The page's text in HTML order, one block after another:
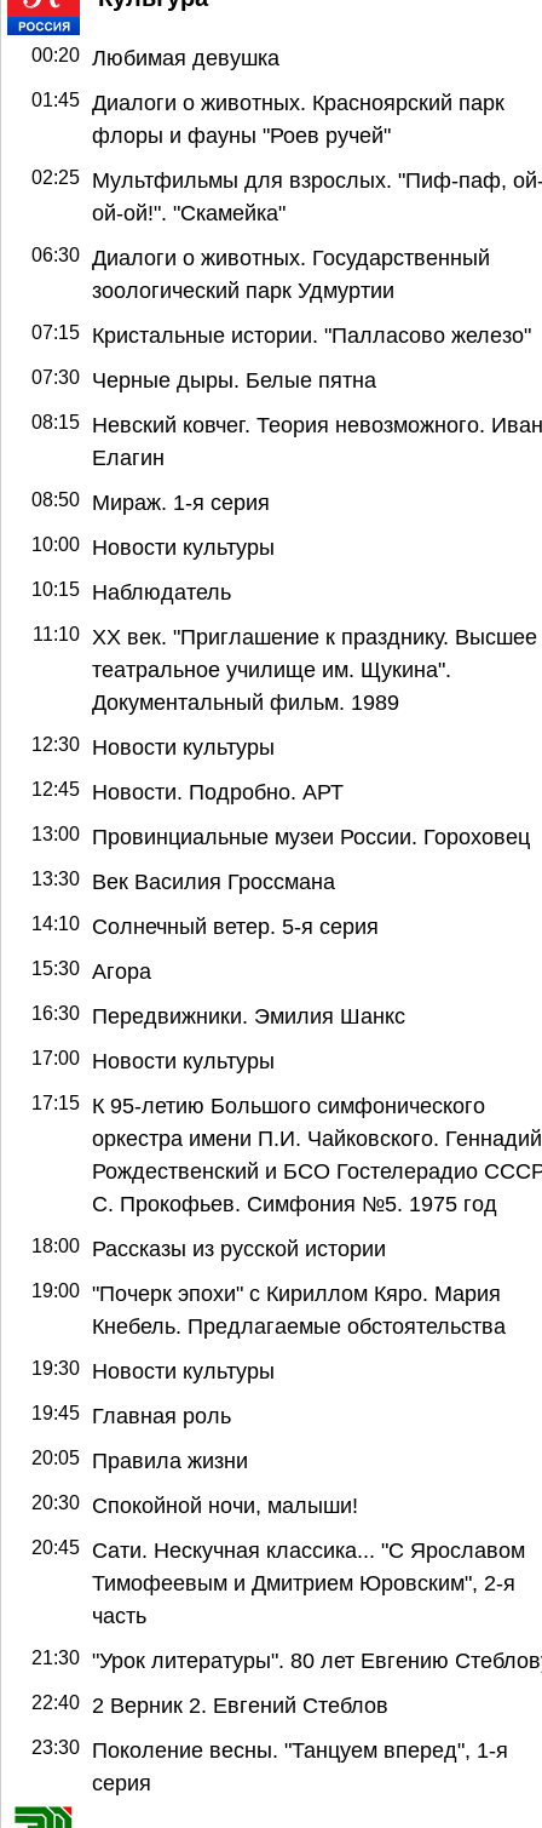
00:20 Любимая девушка
01:45 Диалоги о животных. Красноярский парк
флоры и фауны "Роев ручей"
02:25
Мультфильмы для взрослых. "Пиф-паф,
ой-ой!". "Скамейка"
06:30 Диалоги о животных. Государственный
зоологический парк Удмуртии
07:15 Кристальные истории. "Палласово железо"
07:30 Черные дыры. Белые пятна
08:15
Невский ковчег. Теория невозможного. Иван
Елагин
08:50 Мираж. 1-я серия
10:00 Новости культуры
10:15 Наблюдатель
11:10 ХХ век. "Приглашение к празднику. Высшее
театральное училище им. Щукина".
Документальный фильм. 1989
12:30 Новости культуры
12:45 Новости. Подробно. АРТ
13:00 Провинциальные музеи России. Гороховец
13:30 Век Василия Гроссмана
14:10 Солнечный ветер. 5-я серия
15:30 Агора
16:30 Передвижники. Эмилия Шанкс
17:00 Новости культуры
17:15
К 95-летию Большого симфонического
оркестра имени П.И. Чайковского. Геннадий
Рождественский и БСО Гостелерадио
С. Прокофьев. Симфония №5. 1975 год
18:00 Рассказы из русской истории
19:00 "Почерк эпохи" с Кириллом Кяро. Мария
Кнебель. Предлагаемые обстоятельства
19:30 Новости культуры
19:45 Главная роль
20:05 Правила жизни
20:30 Спокойной ночи, малыши!
20:45
Сати. Нескучная классика... "С Ярославом
Тимофеевым и Дмитрием Юровским", 2-я
часть
21:30 "Урок литературы". 80 лет Евгению
22:40 2 Верник 2. Евгений Стеблов
23:30
Поколение весны. "Танцуем вперед", 1-я
серия